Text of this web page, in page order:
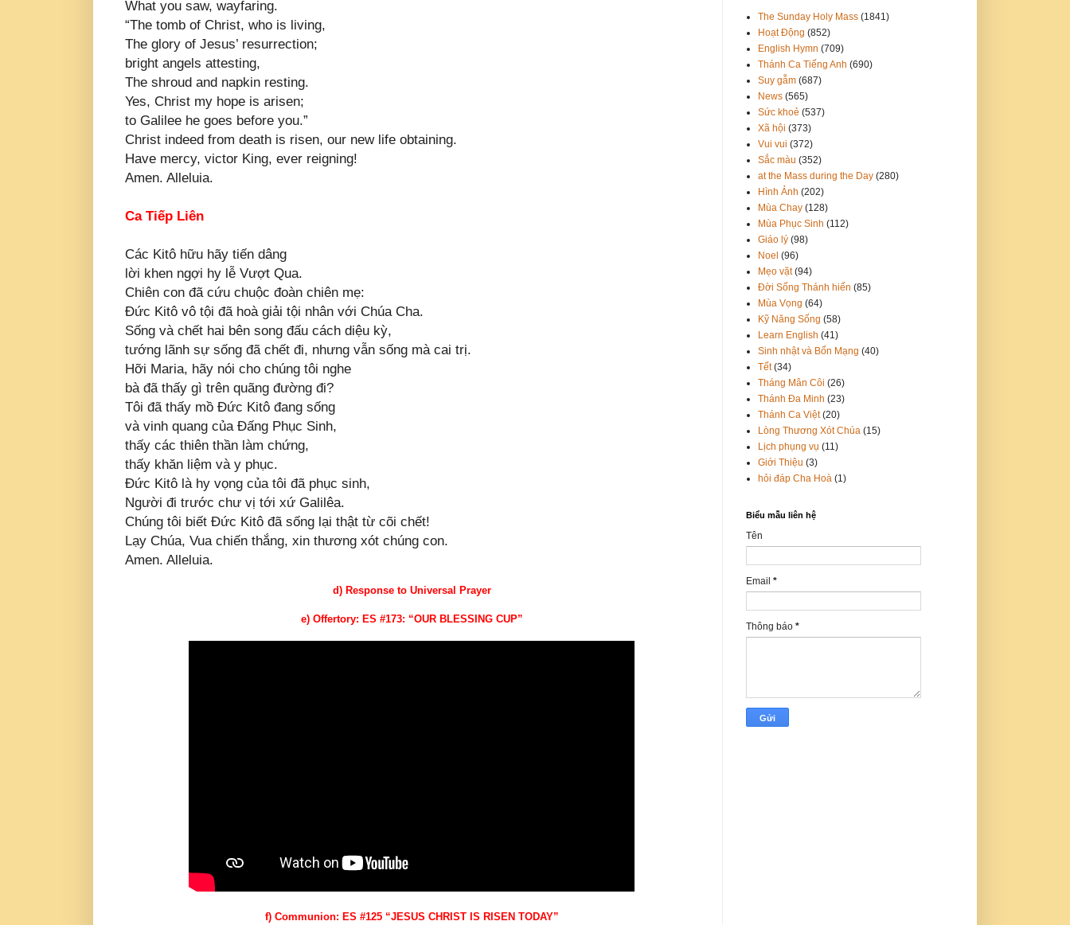
What you saw, wayfaring.
“The tomb of Christ, who is living,
The glory of Jesus’ resurrection;
bright angels attesting,
The shroud and napkin resting.
Yes, Christ my hope is arisen;
to Galilee he goes before you.”
Christ indeed from death is risen, our new life obtaining.
Have mercy, victor King, ever reigning!
Amen. Alleluia.
Ca Tiếp Liên
Các Kitô hữu hãy tiến dâng
lời khen ngợi hy lễ Vượt Qua.
Chiên con đã cứu chuộc đoàn chiên mẹ:
Ðức Kitô vô tội đã hoà giải tội nhân với Chúa Cha.
Sống và chết hai bên song đấu cách diệu kỳ,
tướng lãnh sự sống đã chết đi, nhưng vẫn sống mà cai trị.
Hỡi Maria, hãy nói cho chúng tôi nghe
bà đã thấy gì trên quãng đường đi?
Tôi đã thấy mồ Ðức Kitô đang sống
và vinh quang của Ðấng Phục Sinh,
thấy các thiên thần làm chứng,
thấy khăn liệm và y phục.
Ðức Kitô là hy vọng của tôi đã phục sinh,
Người đi trước chư vị tới xứ Galilêa.
Chúng tôi biết Ðức Kitô đã sống lại thật từ cõi chết!
Lạy Chúa, Vua chiến thắng, xin thương xót chúng con.
Amen. Alleluia.
d) Response to Universal Prayer
e) Offertory: ES #173: “OUR BLESSING CUP”
f) Communion: ES #125 “JESUS CHRIST IS RISEN TODAY”
The Sunday Holy Mass (1841)
Hoạt Động (852)
English Hymn (709)
Thánh Ca Tiếng Anh (690)
Suy gẫm (687)
News (565)
Sức khoẻ (537)
Xã hội (373)
Vui vui (372)
Sắc màu (352)
at the Mass during the Day (280)
Hình Ảnh (202)
Mùa Chay (128)
Mùa Phục Sinh (112)
Giáo lý (98)
Noel (96)
Mẹo vặt (94)
Đời Sống Thánh hiến (85)
Mùa Vọng (64)
Kỹ Năng Sống (58)
Learn English (41)
Sinh nhật và Bổn Mạng (40)
Tết (34)
Tháng Mân Côi (26)
Thánh Đa Minh (23)
Thánh Ca Việt (20)
Lòng Thương Xót Chúa (15)
Lịch phụng vụ (11)
Giới Thiệu (3)
hỏi đáp Cha Hoà (1)
Biểu mẫu liên hệ
Tên
Email *
Thông báo *